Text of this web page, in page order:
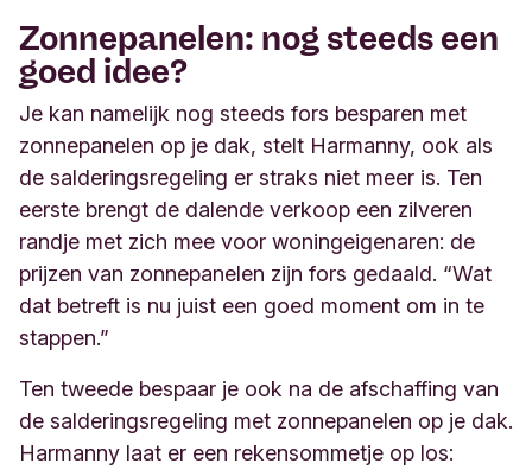
Zonnepanelen: nog steeds een
goed idee?
Je kan namelijk nog steeds fors besparen met
zonnepanelen op je dak, stelt Harmanny, ook als
de salderingsregeling er straks niet meer is. Ten
eerste brengt de dalende verkoop een zilveren
randje met zich mee voor woningeigenaren: de
prijzen van zonnepanelen zijn fors gedaald. “Wat
dat betreft is nu juist een goed moment om in te
stappen.”
Ten tweede bespaar je ook na de afschaffing van
de salderingsregeling met zonnepanelen op je dak.
Harmanny laat er een rekensommetje op los: